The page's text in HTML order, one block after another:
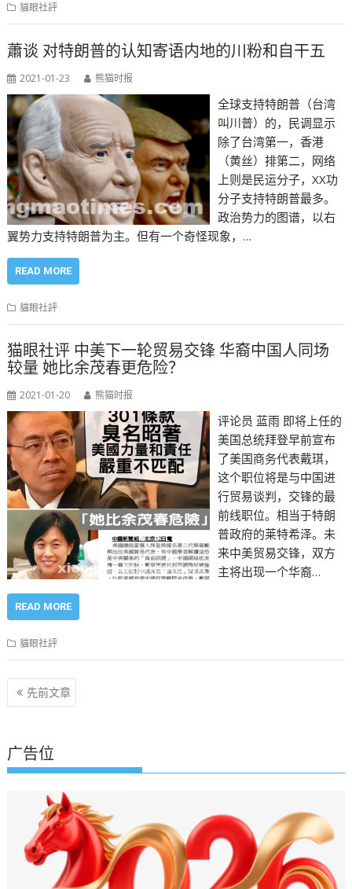
貓眼社評
蕭谈 对特朗普的认知寄语内地的川粉和自干五
2021-01-23 熊猫时报
全球支持特朗普（台湾
叫川普）的，民调显示
除了台湾第一，香港
（黄丝）排第二，网络
上则是民运分子，XX功
分子支持特朗普最多。
政治势力的图谱，以右
翼势力支持特朗普为主。但有一个奇怪现象，…
READ MORE
貓眼社評
猫眼社评 中美下一轮贸易交锋 华裔中国人同场
较量 她比余茂春更危险？
2021-01-20 熊猫时报
评论员 蓝雨 即将上任的
美国总统拜登早前宣布
了美国商务代表戴琪，
这个职位将是与中国进
行贸易谈判，交锋的最
前线职位。相当于特朗
普政府的莱特希泽。未
来中美贸易交锋，双方
主将出现一个华裔…
READ MORE
貓眼社評
文
章
航
先前文章
广告位